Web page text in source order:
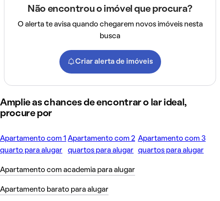
Não encontrou o imóvel que procura?
O alerta te avisa quando chegarem novos imóveis nesta
busca
Criar alerta de imóveis
Amplie as chances de encontrar o lar ideal,
procure por
Apartamento com 1
quarto para alugar
Apartamento com 2
quartos para alugar
Apartamento com 3
quartos para alugar
Apartamento com academia para alugar
Apartamento barato para alugar